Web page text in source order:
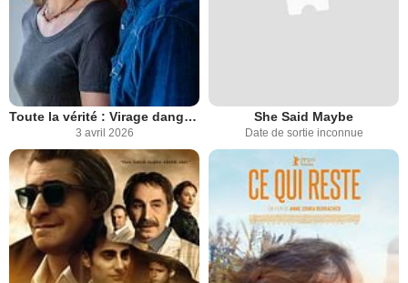
Toute la vérité : Virage dangereux
3 avril 2026
She Said Maybe
Date de sortie inconnue